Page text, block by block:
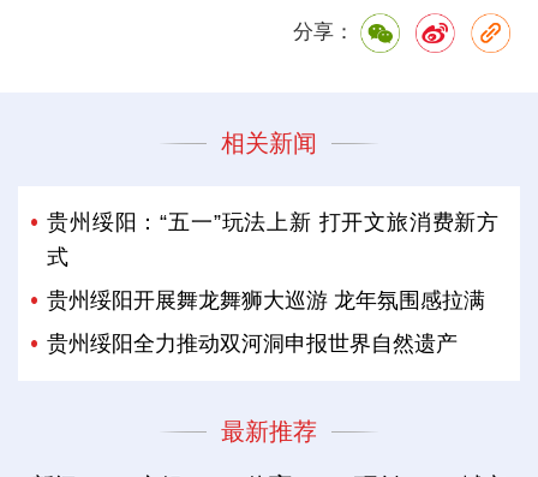
分享：
相关新闻
贵州绥阳：“五一”玩法上新 打开文旅消费新方
式
贵州绥阳开展舞龙舞狮大巡游 龙年氛围感拉满
贵州绥阳全力推动双河洞申报世界自然遗产
最新推荐